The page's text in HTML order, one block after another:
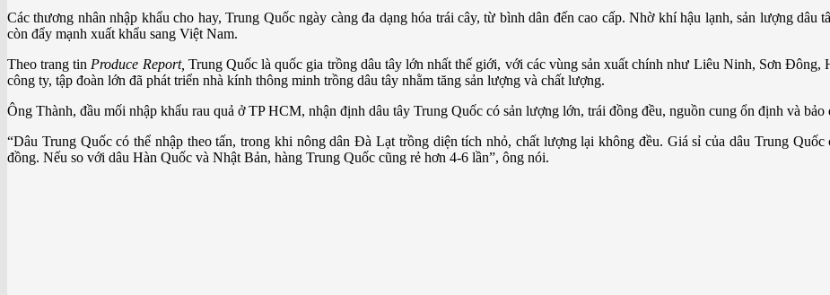
Các thương nhân nhập khẩu cho hay, Trung Quốc ngày càng đa dạng hóa trái cây, từ bình dân đến cao cấp. Nhờ khí hậu lạnh, sản lượng
còn đẩy mạnh xuất khẩu sang Việt Nam.
Theo trang tinProduce Report, Trung Quốc là quốc gia trồng dâu tây lớn nhất thế giới, với các vùng sản xuất chính như Liêu Ninh, Sơn
công ty, tập đoàn lớn đã phát triển nhà kính thông minh trồng dâu tây nhằm tăng sản lượng và chất lượng.
Ông Thành, đầu mối nhập khẩu rau quả ở TP HCM, nhận định dâu tây Trung Quốc có sản lượng lớn, trái đồng đều, nguồn cung ổn định và
“Dâu Trung Quốc có thể nhập theo tấn, trong khi nông dân Đà Lạt trồng diện tích nhỏ, chất lượng lại không đều. Giá sỉ của dâu Trung
đồng. Nếu so với dâu Hàn Quốc và Nhật Bản, hàng Trung Quốc cũng rẻ hơn 4-6 lần”, ông nói.